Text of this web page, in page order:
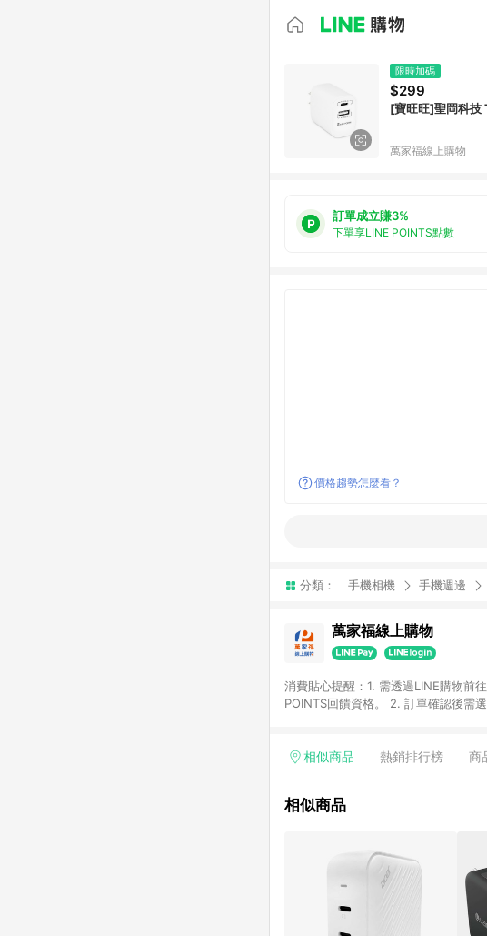
限時加碼
$299
[寶旺旺]聖岡科技
萬家福線上購物
訂單成立賺3%
下單享LINE POINTS點數
價格趨勢怎麼看？
分類： 手機相機 手機週邊
萬家福線上購物
消費貼心提醒：1. 需透過LINE購物前
POINTS回饋資格。 2. 訂單確認後需
留時間內聯絡客服中心，並由康達盛
相似商品 熱銷排行榜 商
相似商品